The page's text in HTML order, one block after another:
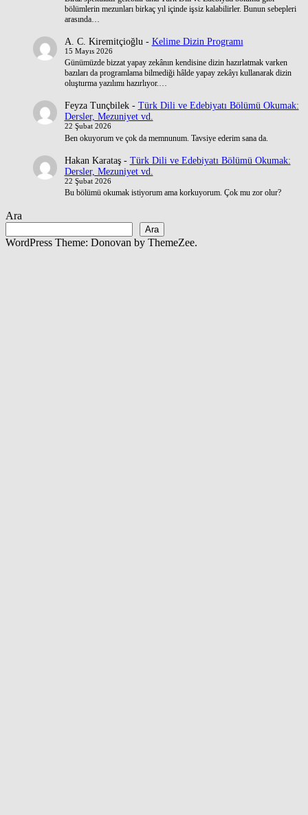
bölümlerin mezunları birkaç yıl içinde işsiz kalabilirler. Bunun sebepleri
arasında…
A. C. Kiremitçioğlu - Kelime Dizin Programı
15 Mayıs 2026
Günümüzde bizzat yapay zekânın kendisine dizin hazırlatmak varken
bazıları da programlama bilmediği hâlde yapay zekâyı kullanarak dizin
oluşturma yazılımı hazırlıyor.…
Feyza Tunçbilek- Türk Dili ve Edebiyatı Bölümü Okumak:
Dersler, Mezuniyet vd.
22 Şubat 2026
Ben okuyorum ve çok da memnunum. Tavsiye ederim sana da.
Hakan Karataş- Türk Dili ve Edebiyatı Bölümü Okumak:
Dersler, Mezuniyet vd.
22 Şubat 2026
Bu bölümü okumak istiyorum ama korkuyorum. Çok mu zor olur?
Ara
Ara
WordPress Theme: Donovan by ThemeZee.